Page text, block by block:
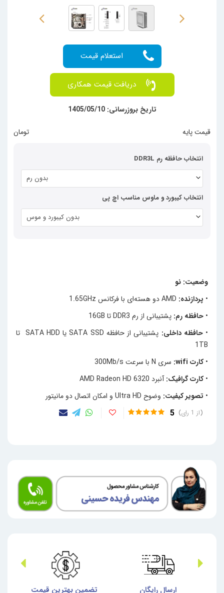
وضعیت: نو
• پردازنده:
• حافظه رم: پشتیبانی از رم DDR3 تا 16GB
•حافظه داخلی:
پشتیبانی از حافظه SATA SSD یا SATA HDD تا
1TB
•کارت wifi:
سری N با سرعت 300Mb/s
•کارت گرافیک:آنبرد AMD Radeon HD 6320
• تصویر کیفیت: وضوح Ultra HD و امکان اتصال دو مانیتور
5 1
قیمت پایه   تومان
انتخاب حافظه رم DDR3L
بدون رم
انتخاب کیبورد و ماوس مناسب اچ پی
بدون کیبورد و موس
تاریخ بروزرسانی: 1405/05/10
دریافت قیمت همکاری
ارسال رایگان تضمین بهترین قیمت